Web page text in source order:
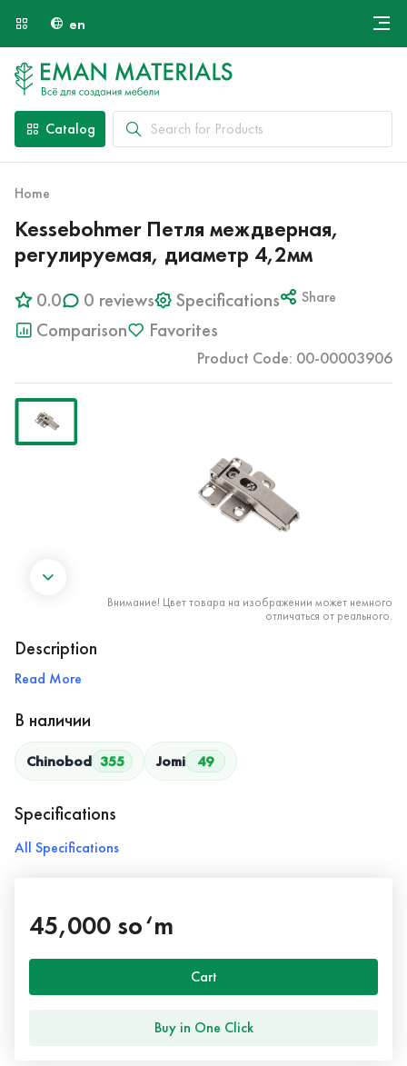
en
Payment and Delivery
Catalog
Home
Kessebohmer Петля междверная,
регулируемая, диаметр 4,2мм
0.0 0 reviews Specifications Share
Comparison Favorites
Product Code: 00-00003906
Внимание! Цвет товара на изображении может немного
отличаться от реального.
Description
Read More
В наличии
Chinobod 355 Jomi 49
Specifications
All Specifications
45,000 so‘m
Cart
Buy in One Click